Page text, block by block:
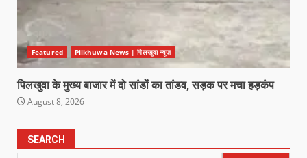
Featured Pilkhuwa News | पिलखुवा न्यूज़
पिलखुवा के मुख्य बाजार में दो सांडों का तांडव, सड़क पर मचा हड़कंप
August 8, 2026
SEARCH